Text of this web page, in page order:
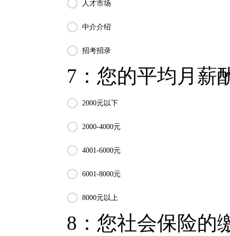
 人才市场
 中介介绍
 招考招录
7：您的平均月薪
 2000元以下
 2000-4000元
 4001-6000元
 6001-8000元
 8000元以上
8：您社会保险的